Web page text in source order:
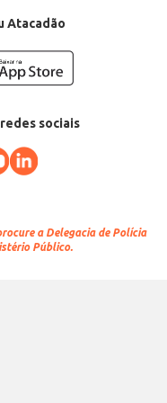
Atacadão
sociais
a Delegacia de Polícia
Público.